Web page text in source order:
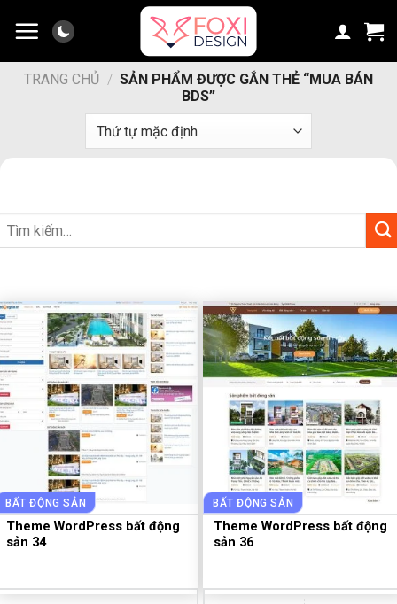
đến
dungTRANG CHỦ / SẢN PHẨM ĐƯỢC GẮN THẺ “MUA BÁN
BDS”
BẤT ĐỘNG SẢN
Theme WordPress bất động
sản 34
BẤT ĐỘNG SẢN
Theme WordPress bất động
sản 36